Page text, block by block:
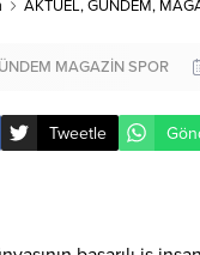
AKTÜEL,GÜNDEM,
MAGAZİNSPOR
Tweetle